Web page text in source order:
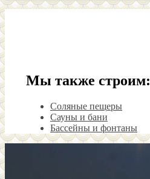
Мы также строим:
Соляные пещеры
Сауны и бани
Бассейны и фонтаны